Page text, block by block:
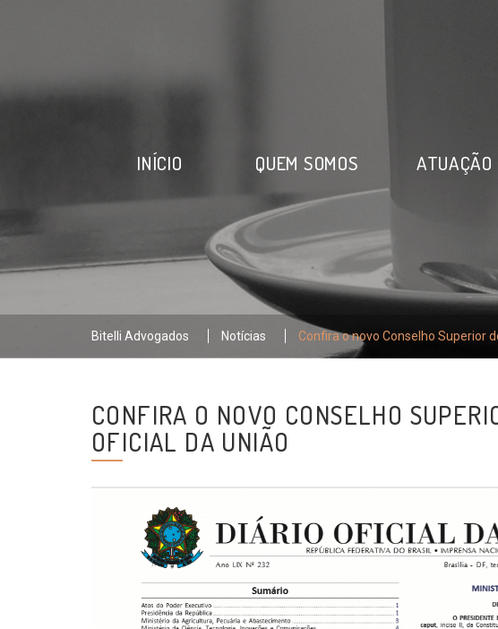
INÍCIO QUEM SOMOS ATUAÇÃO
Bitelli Advogados Notícias Confira o novo Conselho Superior
CONFIRA O NOVO CONSELHO
OFICIAL DA UNIÃO